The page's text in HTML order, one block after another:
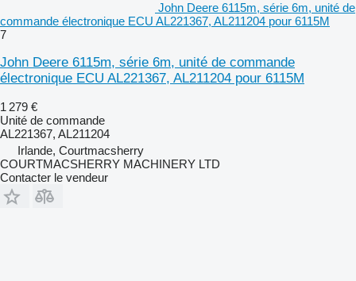
John Deere 6115m, série 6m, unité de
commande électronique ECU AL221367, AL211204 pour 6115M
7
John Deere 6115m, série 6m, unité de commande
électronique ECU AL221367, AL211204 pour 6115M
1 279 €
Unité de commande
AL221367, AL211204
Irlande, Courtmacsherry
COURTMACSHERRY MACHINERY LTD
Contacter le vendeur